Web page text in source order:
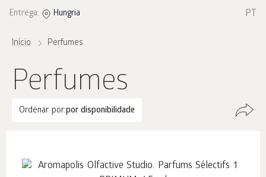
Entrega: Hungria PT
Início Perfumes
Perfumes
Ordenar por:por disponibilidade